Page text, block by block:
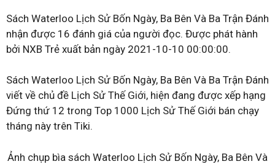
Sách Waterloo Lịch Sử Bốn Ngày, Ba Bên Và Ba Trận Đánh
nhận được 16 đánh giá của người đọc. Được phát hành
bởi NXB Trẻ xuất bản ngày 2021-10-10 00:00:00.
Sách Waterloo Lịch Sử Bốn Ngày, Ba Bên Và Ba Trận Đánh
viết về chủ đề Lịch Sử Thế Giới, hiện đang được xếp hạng
Đứng thứ 12 trong Top 1000 Lịch Sử Thế Giới bán chạy
tháng này trên Tiki.
Ảnh chụp bìa sách Waterloo Lịch Sử Bốn Ngày, Ba Bên Và